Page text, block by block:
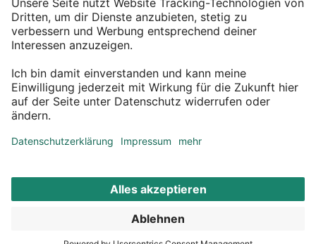
Service
Über DEPOT
Kontakt
Aktionsbedingungen